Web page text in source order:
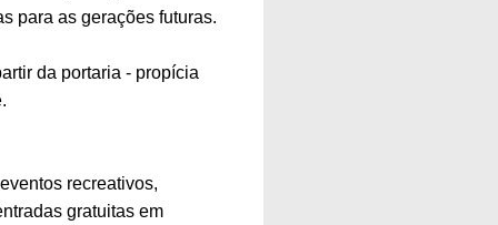
para as gerações futuras.
da portaria - propícia
recreativos,
gratuitas em